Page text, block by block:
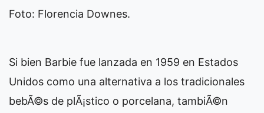
Foto: Florencia Downes.
Si bien Barbie fue lanzada en 1959 en Estados
Unidos como una alternativa a los tradicionales
bebÃ©s de plÃ¡stico o porcelana, tambiÃ©n